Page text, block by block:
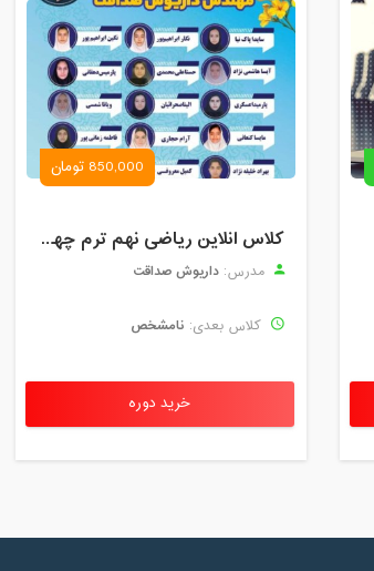
850,000 تومان
کلاس انلاین ریاضی نهم ترم چهارم مهر 1404
مدرس: داریوش صداقت
کلاس بعدی: نامشخص
خرید دوره